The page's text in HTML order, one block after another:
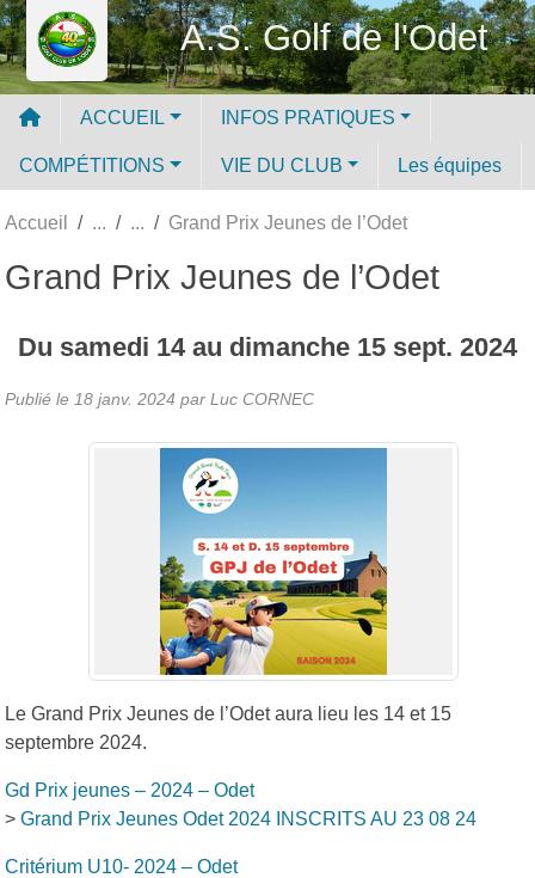
A.S. Golf de l'Odet
ACCUEIL INFOS PRATIQUES
COMPÉTITIONS VIE DU CLUB Les équipes
Accueil Grand Prix Jeunes de l’Odet
Grand Prix Jeunes de l’Odet
Du samedi 14au dimanche 15 sept. 2024
Publié le 18 janv. 2024 par Luc CORNEC
Le Grand Prix Jeunes de l’Odet aura lieu les 14 et 15
septembre 2024.
Gd Prix jeunes – 2024 – Odet
> Grand Prix Jeunes Odet 2024 INSCRITS AU 23 08 24
Critérium U10- 2024 – Odet
Panneau de gestion des cookies